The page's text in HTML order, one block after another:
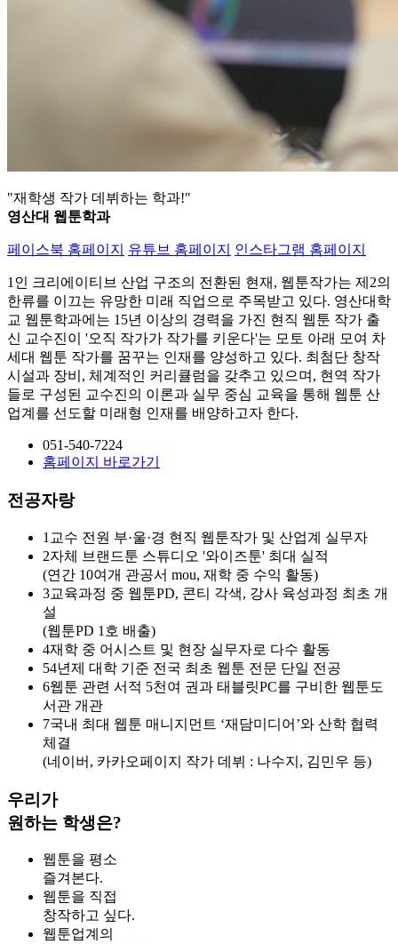
"재학생 작가 데뷔하는 학과!"
영산대 웹툰학과
페이스북 홈페이지 유튜브 홈페이지 인스타그램 홈페이지
1인 크리에이티브 산업 구조의 전환된 현재, 웹툰작가는 제2의
한류를 이끄는 유망한 미래 직업으로 주목받고 있다. 영산대학
교 웹툰학과에는 15년 이상의 경력을 가진 현직 웹툰 작가 출
신 교수진이 '오직 작가가 작가를 키운다'는 모토 아래 모여 차
세대 웹툰 작가를 꿈꾸는 인재를 양성하고 있다. 최첨단 창작
시설과 장비, 체계적인 커리큘럼을 갖추고 있으며, 현역 작가
들로 구성된 교수진의 이론과 실무 중심 교육을 통해 웹툰 산
업계를 선도할 미래형 인재를 배양하고자 한다.
051-540-7224
홈페이지 바로가기
전공자랑
1 교수 전원 부·울·경 현직 웹툰작가 및 산업계 실무자
2자체 브랜드툰 스튜디오 '와이즈툰' 최대 실적
(연간 10여개 관공서 mou, 재학 중 수익 활동)
3교육과정 중 웹툰PD, 콘티 각색, 강사 육성과정 최초 개
설
(웹툰PD 1호 배출)
4재학 중 어시스트 및 현장 실무자로 다수 활동
54년제 대학 기준 전국 최초 웹툰 전문 단일 전공
6웹툰 관련 서적 5천여 권과 태블릿PC를 구비한 웹툰도
서관 개관
7국내 최대 웹툰 매니지먼트 ‘재담미디어’와 산학 협력
체결
(네이버, 카카오페이지 작가 데뷔 : 나수지, 김민우 등)
우리가
원하는 학생은?
웹툰을 평소
즐겨본다.
웹툰을 직접
창작하고 싶다.
웹툰업계의